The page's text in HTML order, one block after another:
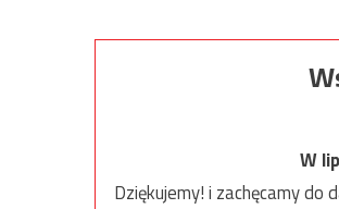
W
Dziękujemy! i zachęcamy do